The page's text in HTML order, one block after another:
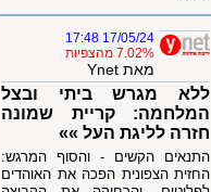
17/05/24 17:48
7.02% מהצפיות
מאת Ynet
ללא מגרש ביתי ובצל
המלחמה: קריית שמונה
חזרה לליגת העל »»
התנאים הקשים - והסוף המרגש:
החזית הצפונית הפכה את האוהדים